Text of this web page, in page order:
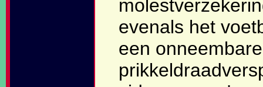
evenals het
een